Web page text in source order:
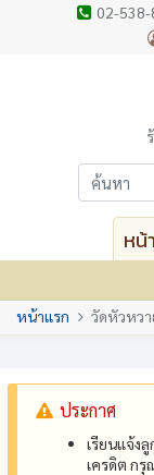
02-538-
หน้
หน้าแรก วัดหัวหวา
ประกาศ
เรียนแจ้ง
เครดิต ก